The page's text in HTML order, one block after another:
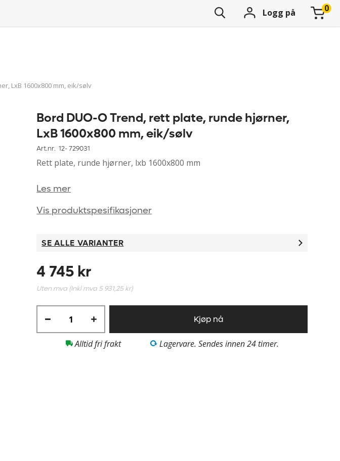
Logg på
LxB 1600x800 mm, eik/sølv
Bord DUO-O Trend, rett plate, runde hjørner,
LxB 1600x800 mm, eik/sølv
Art.nr. 12-729031
Rett plate, runde hjørner, lxb 1600x800 mm
Les mer
Vis produktspesifikasjoner
SE ALLE VARIANTER
4 745 kr
Uten mva (Inkl mva 5 931,25 kr)
Kjøp nå
Alltid fri frakt Lagervare. Sendes innen 24 timer.